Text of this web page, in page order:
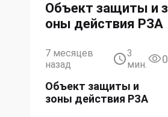
Объект защиты и з
оны действия РЗА
7 месяцев
назад
3
мин.
0
Объект защиты и
зоны действия РЗА